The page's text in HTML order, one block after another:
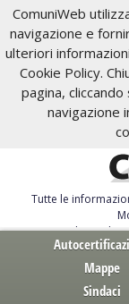
ComuniWeb
navigazione e
ulteriori
Cookie Policy.
pagina,
navigazione
Tutte le
Servizi al
Mappe
Sindaci